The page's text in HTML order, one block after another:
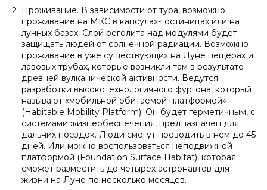
Проживание. В зависимости от тура, возможно
проживание на МКС в капсулах-гостиницах или на
лунных базах. Слой реголита над модулями будет
защищать людей от солнечной радиации. Возможно
проживание в уже существующих на Луне пещерах и
лавовых трубах, которые возникли там в результате
древней вулканической активности. Ведутся
разработки высокотехнологичного фургона, который
называют «мобильной обитаемой платформой»
(Habitable Mobility Platform). Он будет герметичным, с
системами жизнеобеспечения, предназначен для
дальних поездок. Люди смогут проводить в нем до 45
дней. Или можно воспользоваться неподвижной
платформой (Foundation Surface Habitat), которая
сможет разместить до четырех астронавтов для
жизни на Луне по несколько месяцев.